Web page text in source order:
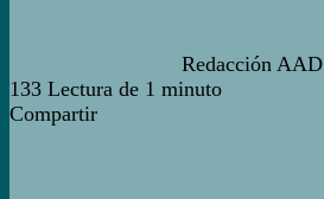
Redacción AAD
133 Lectura de 1 minuto
Facebook
Twitter
WhatsApp
Telegram
Compartir